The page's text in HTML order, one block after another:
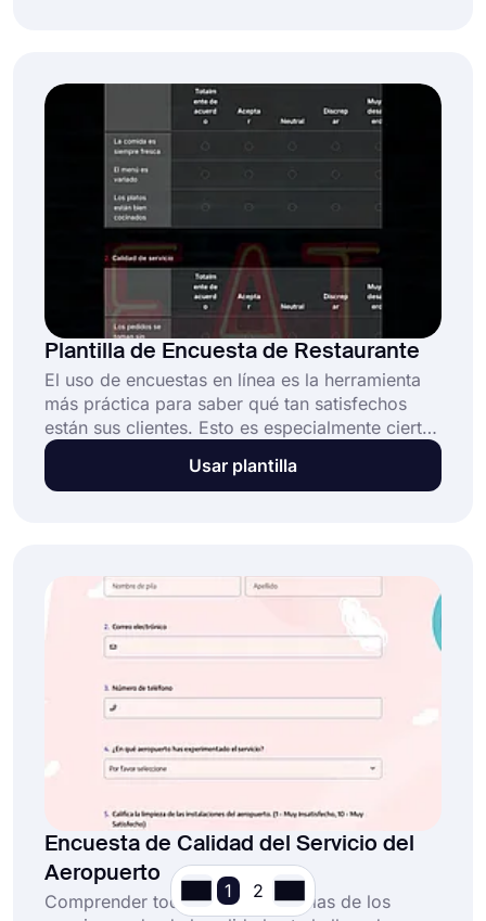
su formulario de encuesta y recopile datos
ahora con la plantilla gratuita de encuesta de
necesidades del cliente de forms.app!
Plantilla de Encuesta de Restaurante
El uso de encuestas en línea es la herramienta
más práctica para saber qué tan satisfechos
están sus clientes. Esto es especialmente cierto
si tienes un restaurante. Una encuesta de
restaurante en línea lo ayudará a evaluar su
ahora para comenzar fácil y rápidamente!
Usar plantilla
Encuesta de Calidad del Servicio del
Aeropuerto
Comprender todas las experiencias de los
1 2